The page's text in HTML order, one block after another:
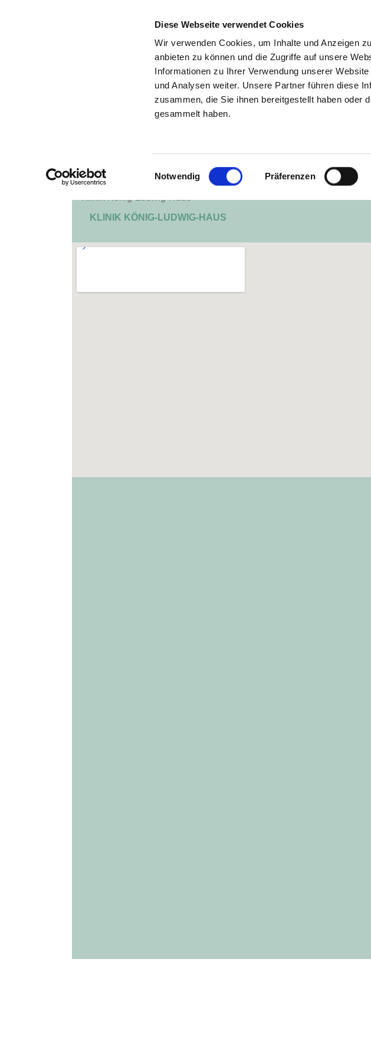
Diese Webseite verwendet Cookies
Wir verwenden Cookies, um Inhalte und Anzeigen
anbieten zu können und die Zugriffe auf unsere
Informationen zu Ihrer Verwendung unserer
und Analysen weiter. Unsere Partner führen diese
zusammen, die Sie ihnen bereitgestellt haben oder
gesammelt haben.
Einwilligungsauswahl
Notwendig Präferenzen
Zurück zu den Suchergebnissen
KLINIK
KLINIK KÖNIG-LUDWIG-HAUS